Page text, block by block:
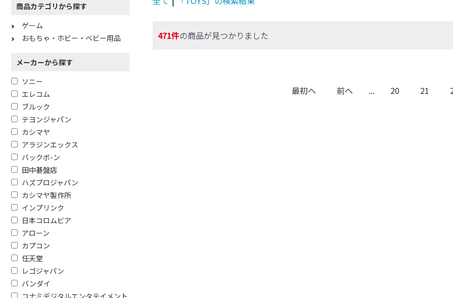
471件の商品が見つかりました
最初へ 前へ ... 20 21
商品カテゴリから探す
ゲーム
おもちゃ・ホビー・ベビー用品
メーカーから探す
ソニー
エレコム
ブルック
テヨンジャパン
カシマヤ
アラジンエックス
バックボ-ン
田中碁盤店
ハズブロジャパン
カシマヤ製作所
インプリンク
日本コロムビア
アローン
カプコン
任天堂
レゴジャパン
バンダイ
コナミデジタルエンタテイメント